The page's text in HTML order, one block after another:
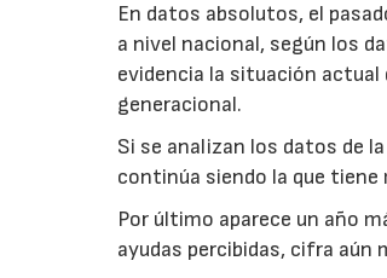
En datos absolutos, el
a nivel nacional, según los
evidencia la situación actual
generacional.
Si se analizan los datos de
continúa siendo la que tiene
Por último aparece un año
ayudas percibidas, cifra aún